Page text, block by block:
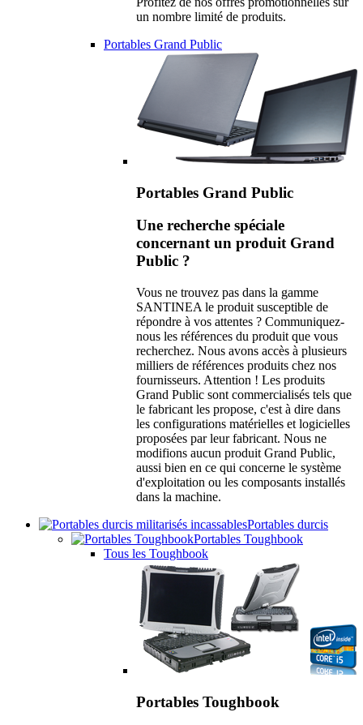
un nombre limité de produits.
Portables Grand Public
Portables Grand Public
Une recherche spéciale
concernant un produit Grand
Public ?
Vous ne trouvez pas dans la gamme
SANTINEA le produit susceptible de
répondre à vos attentes ? Communiquez-
nous les références du produit que vous
recherchez. Nous avons accès à plusieurs
milliers de références produits chez nos
fournisseurs. Attention ! Les produits
Grand Public sont commercialisés tels que
le fabricant les propose, c'est à dire dans
les configurations matérielles et logicielles
proposées par leur fabricant. Nous ne
modifions aucun produit Grand Public,
aussi bien en ce qui concerne le système
d'exploitation ou les composants installés
dans la machine.
Portables durcis
Portables Toughbook
Tous les Toughbook
Portables Toughbook